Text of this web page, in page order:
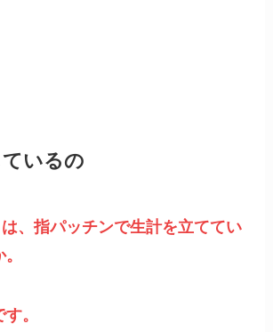
いるの
、指パッチンで生計を立ててい
。